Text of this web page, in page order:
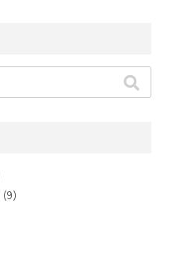
(9)